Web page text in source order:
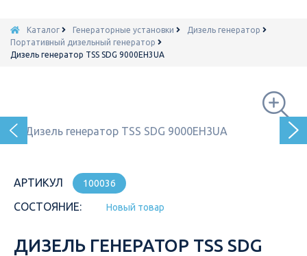
Каталог Генераторные установки
Дизель генератор
Портативный дизельный генератор
Дизель генератор TSS SDG 9000EH3UA
АРТИКУЛ 100036
СОСТОЯНИЕ: Новый товар
ДИЗЕЛЬ ГЕНЕРАТОР TSS SDG